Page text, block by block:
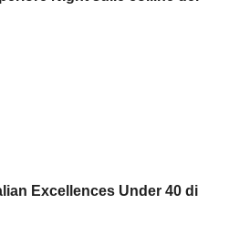
Excellences Under 40 di